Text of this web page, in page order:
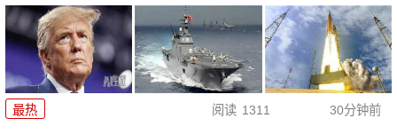
最热 阅读 1311 30分钟前